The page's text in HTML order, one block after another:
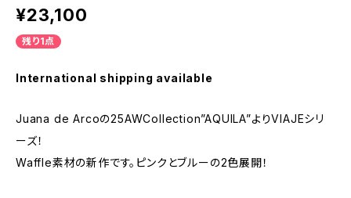
¥23,100
残り1点
International shipping available
Juana de Arcoの25AWCollection”AQUILA”よりVIAJEシリ
ーズ！
Waffle素材の新作です。ピンクとブルーの2色展開！